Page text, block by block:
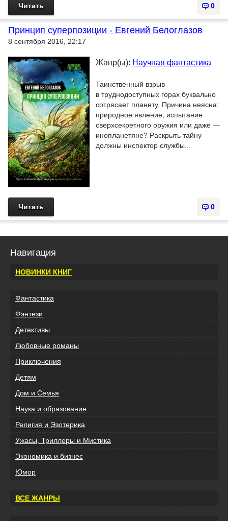
0
Читать
Принцип суперпозиции - Евгений Белоглазов
8 сентября 2016, 22:17
Жанр(ы): Научная фантастика
Таинственный взрыв
в труднодоступных горах буквально
сотрясает планету. Причина неясна:
природное явление, испытание
сверхсекретного оружия или даже —
инопланетяне? Раскрыть тайну
должны инспектор службы...
0
Читать
Навигация
НОВИНКИ КНИГ
Фантастика
Фэнтези
Детективы
Любовные романы
Приключения
Детям
Дом и Семья
Наука и образование
Религия и Эзотерика
Ужасы, Триллеры и Мистика
Экономика и бизнес
Юмор
ВСЕ ЖАНРЫ